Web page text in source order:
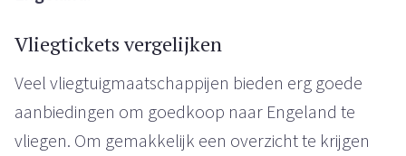
Vliegtickets vergelijken
Veel vliegtuigmaatschappijen bieden erg goede
aanbiedingen om goedkoop naar Engeland te
vliegen. Om gemakkelijk een overzicht te krijgen